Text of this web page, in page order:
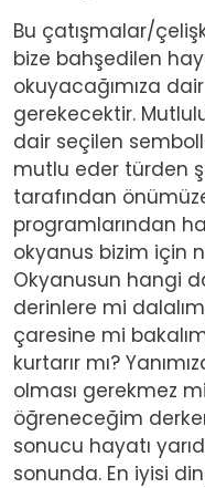
Bu çatışmalar/
bize bahşedilen
okuyacağımıza
gerekecektir.
dair seçilen
mutlu eder türden
tarafından
programlarından
okyanus bizim için
Okyanusun hangi
derinlere mi
çaresine mi
kurtarır mı?
olması gerekmez
öğreneceğim
sonucu hayatı
sonunda. En iyisi